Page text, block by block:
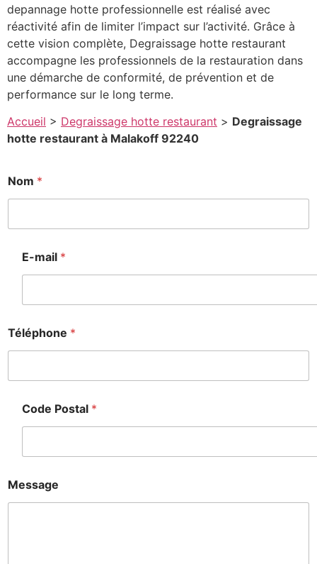
depannage hotte professionnelle est réalisé avec
réactivité afin de limiter l’impact sur l’activité. Grâce à
cette vision complète, Degraissage hotte restaurant
accompagne les professionnels de la restauration dans
une démarche de conformité, de prévention et de
performance sur le long terme.
Accueil > Degraissage hotte restaurant > Degraissage
hotte restaurant à Malakoff 92240
Nom *
E-mail *
Téléphone *
Code Postal *
Message